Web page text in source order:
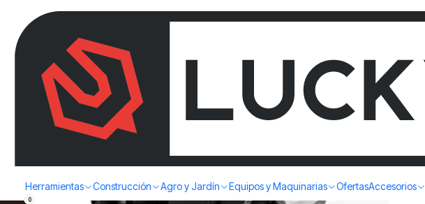
Herramientas Construcción Agro y Jardín Equipos y Maquinarias OfertasAccesorios
0
Paga en 3 cuotas sin interés!Ver más
Inicio